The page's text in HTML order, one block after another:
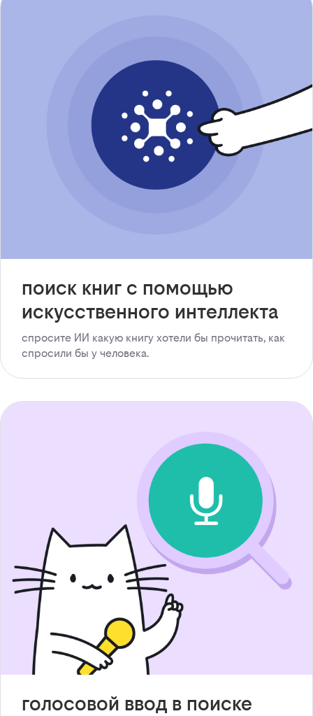
поиск книг с помощью
искусственного интеллекта
спросите ИИ какую книгу хотели бы прочитать, как
спросили бы у человека.
голосовой ввод в поиске